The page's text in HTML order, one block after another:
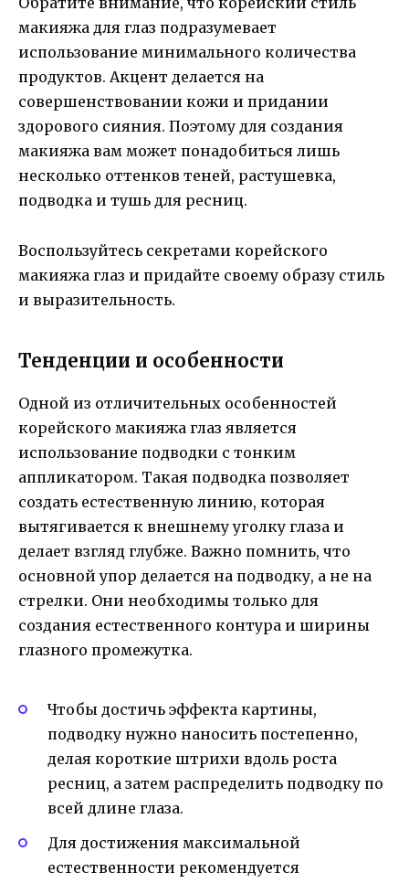
макияжа для глаз подразумевает
использование минимального количества
продуктов. Акцент делается на
совершенствовании кожи и придании
здорового сияния. Поэтому для создания
макияжа вам может понадобиться лишь
несколько оттенков теней, растушевка,
подводка и тушь для ресниц.
Воспользуйтесь секретами корейского
макияжа глаз и придайте своему образу стиль
и выразительность.
Тенденции и особенности
Одной из отличительных особенностей
корейского макияжа глаз является
использование подводки с тонким
аппликатором. Такая подводка позволяет
создать естественную линию, которая
вытягивается к внешнему уголку глаза и
делает взгляд глубже. Важно помнить, что
основной упор делается на подводку, а не на
стрелки. Они необходимы только для
создания естественного контура и ширины
глазного промежутка.
Чтобы достичь эффекта картины,
подводку нужно наносить постепенно,
делая короткие штрихи вдоль роста
ресниц, а затем распределить подводку по
всей длине глаза.
Для достижения максимальной
естественности рекомендуется